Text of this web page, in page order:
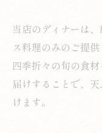
当店のディナーは
ス料理のみのご提
四季折々の旬の食
届けすることで、
けます。